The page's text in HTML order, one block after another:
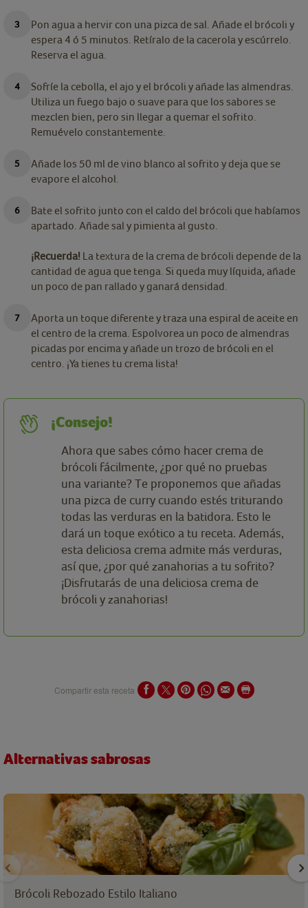
Pon agua a hervir con una pizca de sal. Añade el brócoli y
espera 4 ó 5 minutos. Retíralo de la cacerola y escúrrelo.
Reserva el agua.
Sofríe la cebolla, el ajo y el brócoli y añade las almendras.
Utiliza un fuego bajo o suave para que los sabores se
mezclen bien, pero sin llegar a quemar el sofrito.
Remuévelo constantemente.
Añade los 50 ml de vino blanco al sofrito y deja que se
evapore el alcohol.
Bate el sofrito junto con el caldo del brócoli que habíamos
apartado. Añade sal y pimienta al gusto.
¡Recuerda! La textura de la crema de brócoli depende de la
cantidad de agua que tenga. Si queda muy líquida, añade
un poco de pan rallado y ganará densidad.
Aporta un toque diferente y traza una espiral de aceite en
el centro de la crema. Espolvorea un poco de almendras
picadas por encima y añade un trozo de brócoli en el
centro. ¡Ya tienes tu crema lista!
¡Consejo!
Ahora que sabes cómo hacer crema de
brócoli fácilmente, ¿por qué no pruebas
una variante? Te proponemos que añadas
una pizca de curry cuando estés triturando
todas las verduras en la batidora. Esto le
dará un toque exótico a tu receta. Además,
esta deliciosa crema admite más verduras,
así que, ¿por qué zanahorias a tu sofrito?
¡Disfrutarás de una deliciosa crema de
brócoli y zanahorias!
Compartir esta receta
Alternativas sabrosas
Brócoli Rebozado Estilo Italiano